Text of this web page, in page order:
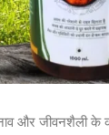
और जीवनशैली